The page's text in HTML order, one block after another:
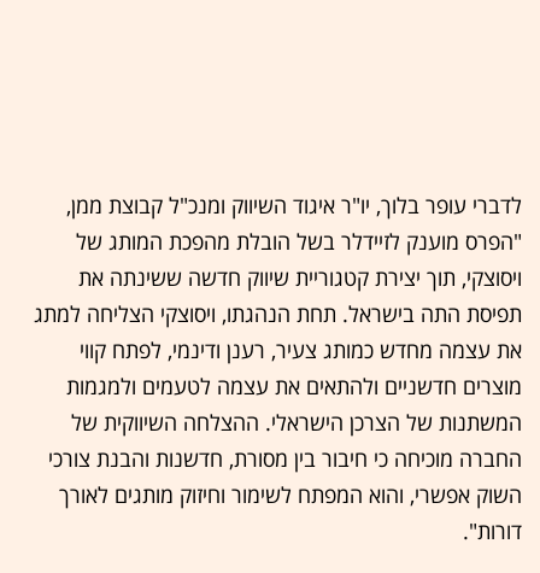
לדברי עופר בלוך, יו"ר איגוד השיווק ומנכ"ל קבוצת ממן,
"הפרס מוענק לזיידלר בשל הובלת מהפכת המותג של
ויסוצקי, תוך יצירת קטגוריית שיווק חדשה ששינתה את
תפיסת התה בישראל. תחת הנהגתו, ויסוצקי הצליחה למתג
את עצמה מחדש כמותג צעיר, רענן ודינמי, לפתח קווי
מוצרים חדשניים ולהתאים את עצמה לטעמים ולמגמות
המשתנות של הצרכן הישראלי. ההצלחה השיווקית של
החברה מוכיחה כי חיבור בין מסורת, חדשנות והבנת צורכי
השוק אפשרי, והוא המפתח לשימור וחיזוק מותגים לאורך
דורות".